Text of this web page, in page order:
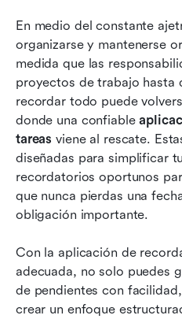
En medio del constante
organizarse y mantenerse
medida que las
proyectos de trabajo hasta
recordar todo puede
donde una confiable
tareas viene al rescate.
diseñadas para simplificar
recordatorios oportunos
que nunca pierdas una
obligación importante.
Con la aplicación de
adecuada, no solo puedes
de pendientes con
crear un enfoque
tareas de un vistazo
Revisión detallada de
para recordatorios de
Cómo elegir la
tareas adecuada para ti
Conclusión
Preguntas frecuentes
Lectura relacionada